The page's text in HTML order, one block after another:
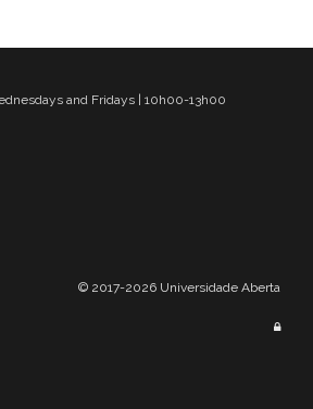
and Fridays | 10h00-13h00
© 2017-2026 Universidade Aberta